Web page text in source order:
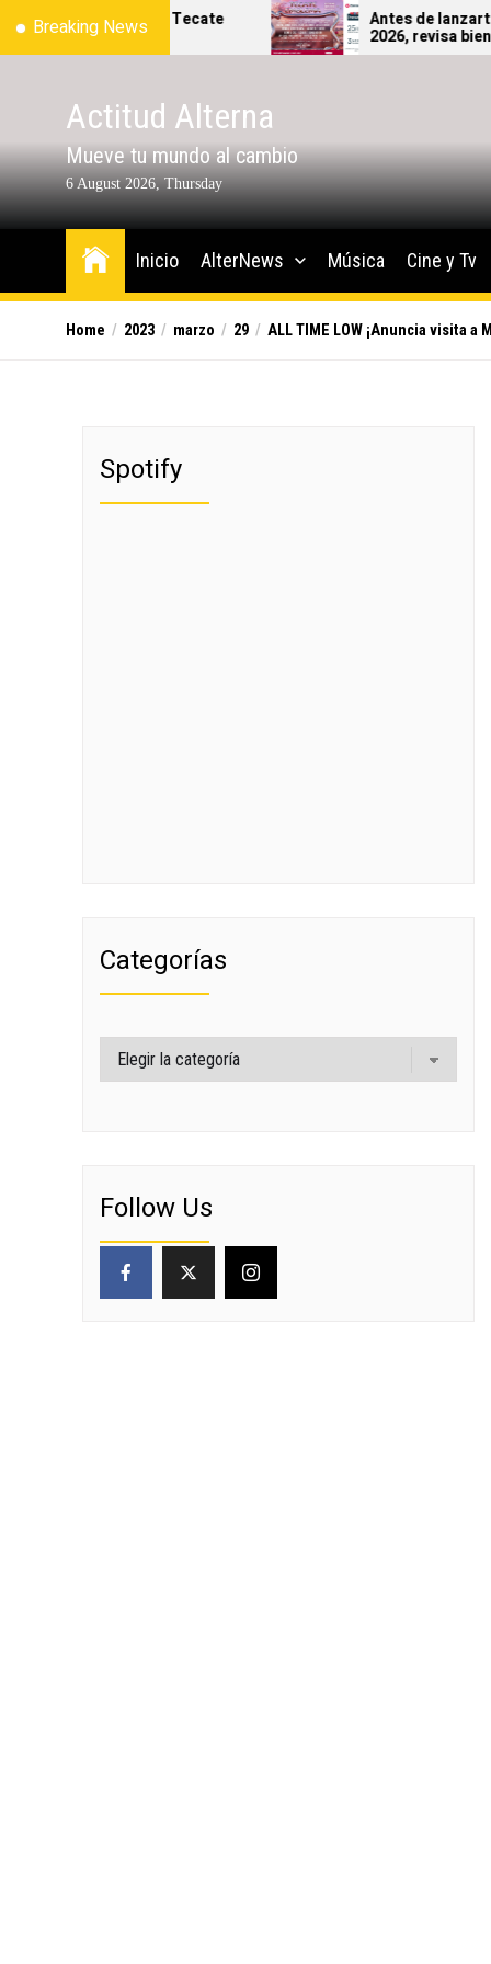
Breaking News
del Tecate Antes de lanzarte al Tecate
2026, revisa bien qué sí y qué
podrás ingresar al festival.
Actitud Alterna
Mueve tu mundo al cambio
6 August 2026, Thursday
Inicio AlterNews Música Cine y Tv
Home 2023 marzo 29 ALL TIME LOW ¡Anuncia visita a
Spotify
Categorías
Categorías
Follow Us